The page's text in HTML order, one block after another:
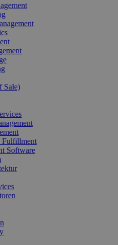
Sale)
Fulfillment
Software